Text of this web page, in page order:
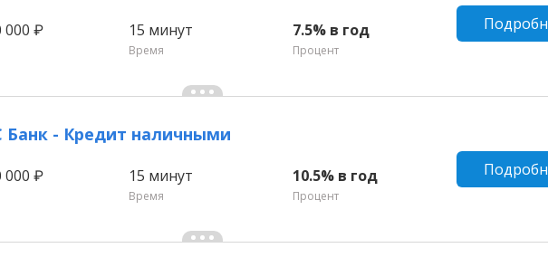
000 ₽ 15 минут
Время
7.5% в год
Процент
Банк - Кредит наличными
000 ₽ 15 минут
Время
10.5% в год
Процент